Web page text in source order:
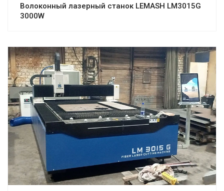
Волоконный лазерный станок LEMASH LM3015G
3000W